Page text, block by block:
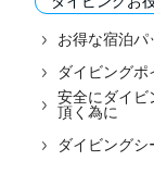
お得な宿泊パ
ダイビングポ
安全にダイビ
頂く為に
ダイビングシ